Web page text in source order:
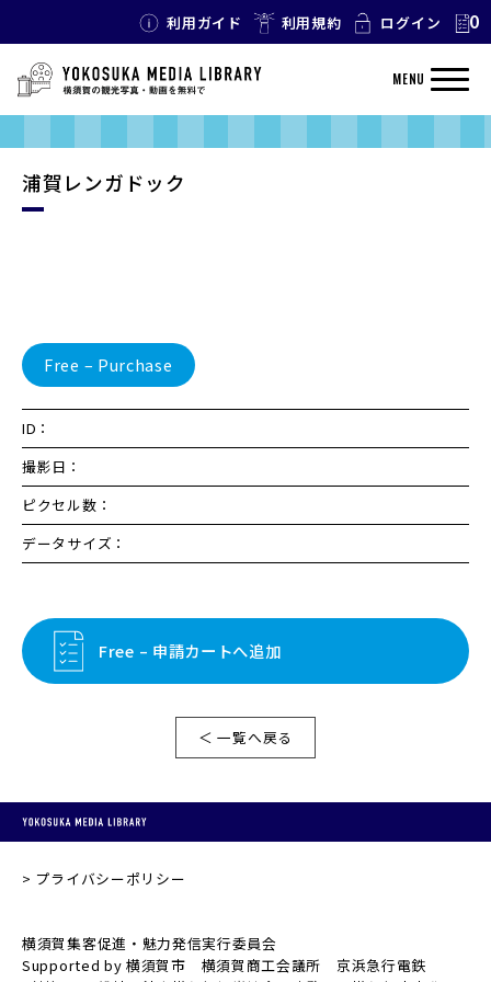
利用ガイド 利用規約 ログイン 0
MENU
浦賀レンガドック
Free – Purchase
ID：
撮影日：
ピクセル数：
データサイズ：
Free – 申請カートへ追加
＜ 一覧へ戻る
プライバシーポリシー
横須賀集客促進・魅力発信実行委員会
Supported by 横須賀市 横須賀商工会議所 京浜急行電鉄